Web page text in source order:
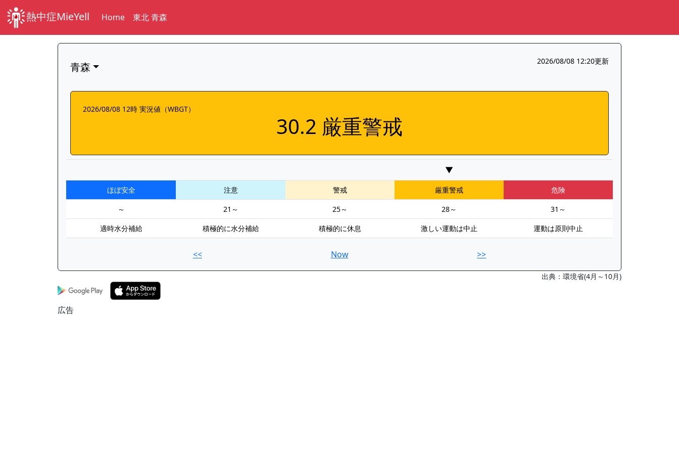
熱中症MieYell Home 東北 青森
青森 2026/08/08 12:20更新
2026/08/08 12時 実況値（WBGT）
30.2 厳重警戒
▼
ほぼ安全 注意 警戒 厳重警戒
危険
～
21～ 25～ 28～
31～
適時水分補給
積極的に水分補給 積極的に休息 激しい運動は中止 運動は原則中止
<< Now >>
出典：環境省(4月～10月)
広告